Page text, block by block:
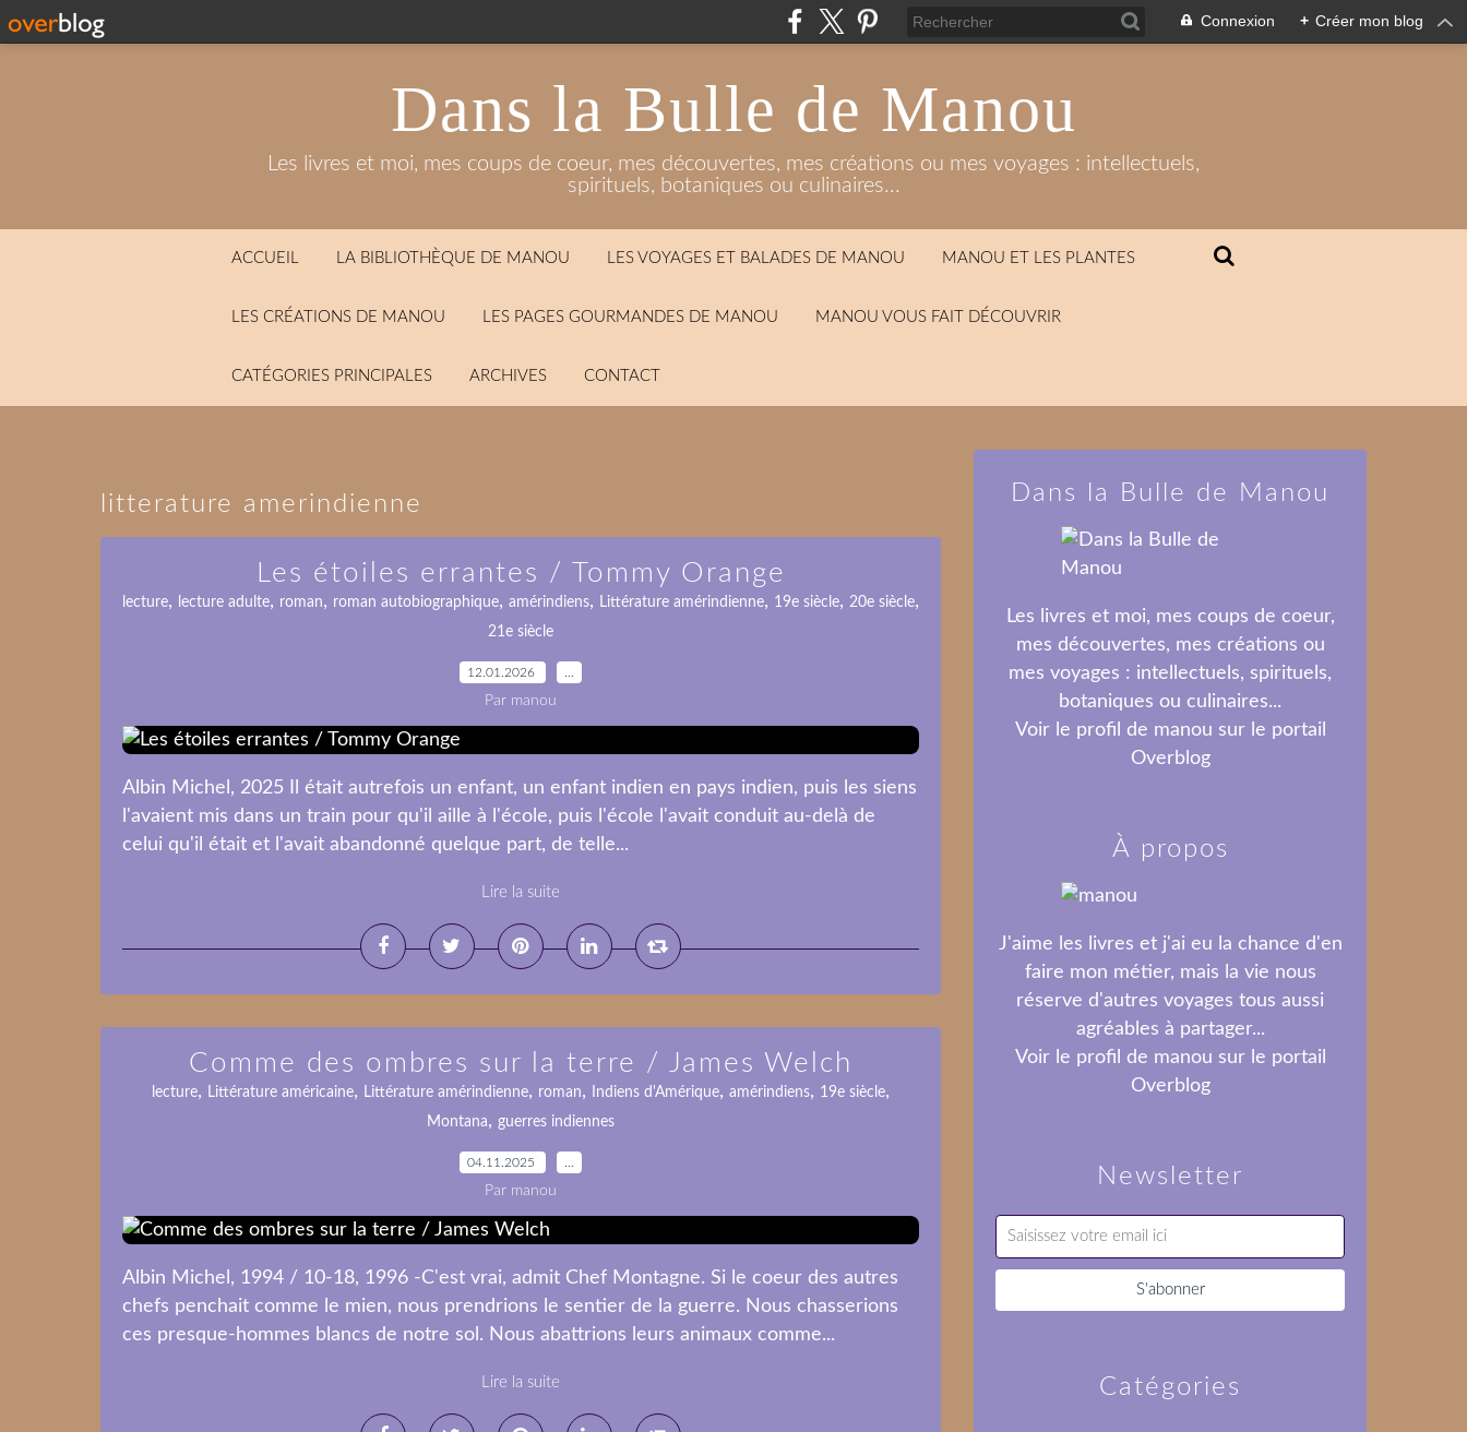
Connexion + Créer mon blog
Dans la Bulle de Manou
Les livres et moi, mes coups de coeur, mes découvertes, mes créations ou mes voyages : intellectuels,
spirituels, botaniques ou culinaires...
ACCUEIL LA BIBLIOTHÈQUE DE MANOU LES VOYAGES ET BALADES DE MANOU MANOU ET LES PLANTES
LES CRÉATIONS DE MANOU LES PAGES GOURMANDES DE MANOU MANOU VOUS FAIT DÉCOUVRIR
CATÉGORIES PRINCIPALES ARCHIVES CONTACT
litterature amerindienne
Les étoiles errantes / Tommy Orange
lecture, lecture adulte, roman, roman autobiographique, amérindiens, Littérature amérindienne, 19e siècle, 20e siècle,
21e siècle
12.01.2026
Par manou
Albin Michel, 2025 Il était autrefois un enfant, un enfant indien en pays indien, puis les siens
l'avaient mis dans un train pour qu'il aille à l'école, puis l'école l'avait conduit au-delà de
celui qu'il était et l'avait abandonné quelque part, de telle...
Lire la suite
Comme des ombres sur la terre / James Welch
lecture, Littérature américaine, Littérature amérindienne, roman, Indiens d'Amérique, amérindiens, 19e siècle,
Montana, guerres indiennes
04.11.2025
Par manou
Albin Michel, 1994 / 10-18, 1996 -C'est vrai, admit Chef Montagne. Si le coeur des autres
chefs penchait comme le mien, nous prendrions le sentier de la guerre. Nous chasserions
ces presque-hommes blancs de notre sol. Nous abattrions leurs animaux comme...
Lire la suite
Newsletter
Catégories
Dans la Bulle de Manou
Les livres et moi, mes coups de coeur,
mes découvertes, mes créations ou
mes voyages : intellectuels, spirituels,
botaniques ou culinaires...
Voir le profil de manou sur le portail
Overblog
À propos
J'aime les livres et j'ai eu la chance d'en
faire mon métier, mais la vie nous
réserve d'autres voyages tous aussi
agréables à partager...
Voir le profil de manou sur le portail
Overblog